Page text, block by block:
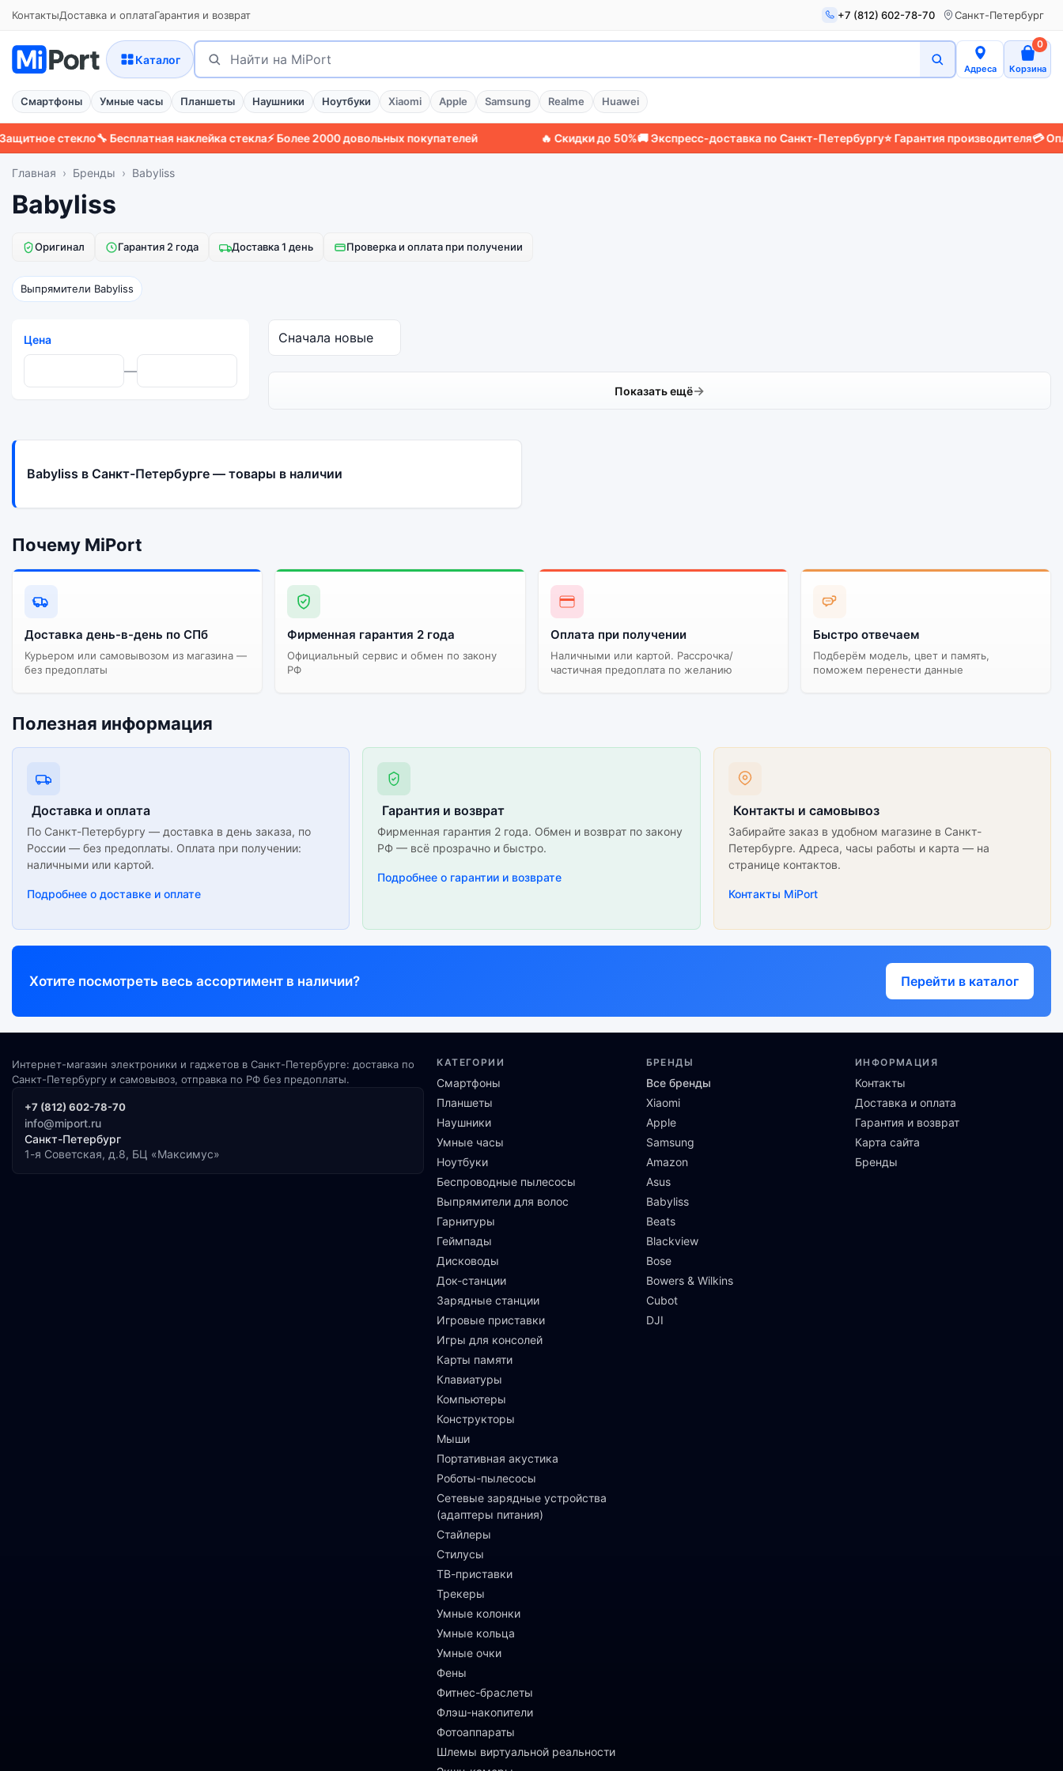
КонтактыДоставка и оплатаГарантия и возврат +7 (812) 602-78-70 Санкт-Петербург
Каталог
Поиск
Найти
Адреса Корзина
0
Смартфоны Умные часы Планшеты Наушники Ноутбуки Xiaomi Apple Samsung Realme Huawei
стекло🔧 Бесплатная наклейка стекла⚡ Более 2000 довольных покупателей 🔥 Скидки до 50% 🚚 Экспресс-доставка по Санкт-Петербургу⭐ Гарантия производителя💳 Оплата
Главная Бренды Babyliss
Babyliss
Оригинал Гарантия 2 года Доставка 1 день Проверка и оплата при получении
Выпрямители Babyliss
Цена
—
Показать ещё
Babyliss в Санкт-Петербурге — товары в наличии
Почему MiPort
Доставка день-в-день по СПб
Курьером или самовывозом из магазина —
без предоплаты
Фирменная гарантия 2 года
Официальный сервис и обмен по закону
РФ
Оплата при получении
Наличными или картой. Рассрочка/
частичная предоплата по желанию
Быстро отвечаем
Подберём модель, цвет и память,
поможем перенести данные
Полезная информация
Доставка и оплата
По Санкт-Петербургу — доставка в день заказа, по
России — без предоплаты. Оплата при получении:
наличными или картой.
Подробнее о доставке и оплате
Гарантия и возврат
Фирменная гарантия 2 года. Обмен и возврат по закону
РФ — всё прозрачно и быстро.
Подробнее о гарантии и возврате
Контакты и самовывоз
Забирайте заказ в удобном магазине в Санкт-
Петербурге. Адреса, часы работы и карта — на
странице контактов.
Контакты MiPort
Хотите посмотреть весь ассортимент в наличии? Перейти в каталог
Интернет-магазин электроники и гаджетов в Санкт-Петербурге: доставка по
Санкт-Петербургу и самовывоз, отправка по РФ без предоплаты.
+7 (812) 602-78-70
info@miport.ru
Санкт-Петербург
1-я Советская, д.8, БЦ «Максимус»
КАТЕГОРИИ
Смартфоны
Планшеты
Наушники
Умные часы
Ноутбуки
Беспроводные пылесосы
Выпрямители для волос
Гарнитуры
Геймпады
Дисководы
Док-станции
Зарядные станции
Игровые приставки
Игры для консолей
Карты памяти
Клавиатуры
Компьютеры
Конструкторы
Мыши
Портативная акустика
Роботы-пылесосы
Сетевые зарядные устройства
(адаптеры питания)
Стайлеры
Стилусы
ТВ-приставки
Трекеры
Умные колонки
Умные кольца
Умные очки
Фены
Фитнес-браслеты
Флэш-накопители
Фотоаппараты
Шлемы виртуальной реальности
БРЕНДЫ
Все бренды
Xiaomi
Apple
Samsung
Amazon
Asus
Babyliss
Beats
Blackview
Bose
Bowers & Wilkins
Cubot
DJI
ИНФОРМАЦИЯ
Контакты
Доставка и оплата
Гарантия и возврат
Карта сайта
Бренды